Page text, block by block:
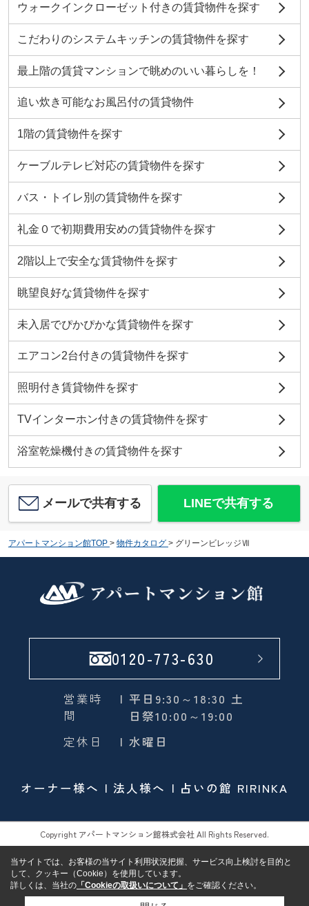
ウォークインクローゼット付きの賃貸物件を探す
こだわりのシステムキッチンの賃貸物件を探す
最上階の賃貸マンションで眺めのいい暮らしを！
追い炊き可能なお風呂付の賃貸物件
1階の賃貸物件を探す
ケーブルテレビ対応の賃貸物件を探す
バス・トイレ別の賃貸物件を探す
礼金０で初期費用安めの賃貸物件を探す
2階以上で安全な賃貸物件を探す
眺望良好な賃貸物件を探す
未入居でぴかぴかな賃貸物件を探す
エアコン2台付きの賃貸物件を探す
照明付き賃貸物件を探す
TVインターホン付きの賃貸物件を探す
浴室乾燥機付きの賃貸物件を探す
メールで共有する LINEで共有する
アパートマンション館TOP > 物件カタログ > グリーンビレッジⅦ
0120-773-630
営業時
間
| 平日9:30～18:30 土
日祭10:00～19:00
定休日
| 水曜日
オーナー様へ 法人様へ 占いの館 RIRINKA
Copyright アパートマンション館株式会社 All Rights Reserved.
当サイトでは、お客様の当サイト利用状況把握、サービス向上検討を目的と
して、クッキー（Cookie）を使用しています。
詳しくは、当社の 「Cookieの取扱いについて」 をご確認ください。